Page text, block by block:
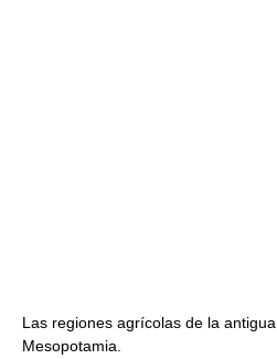
Las regiones agrícolas de la antigua
Mesopotamia.